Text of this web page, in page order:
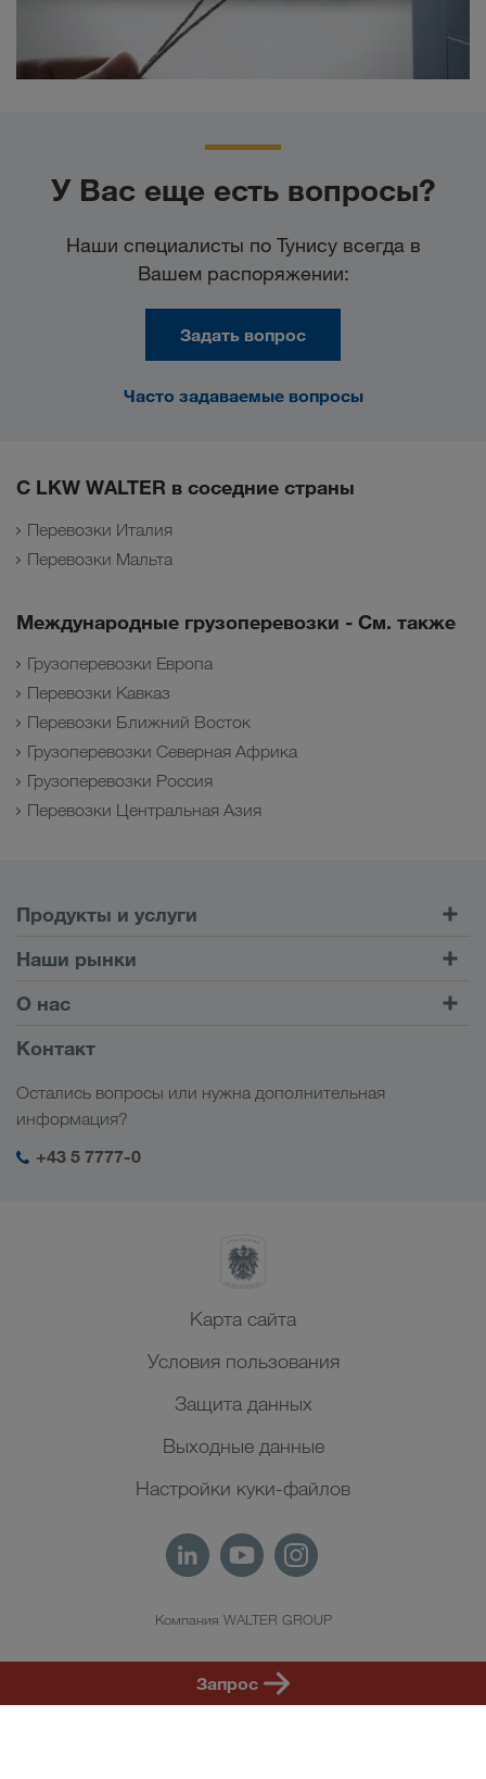
У Вас еще есть вопросы?
Наши специалисты по Тунису всегда в
Вашем распоряжении:
Задать вопрос
Часто задаваемые вопросы
С LKW WALTER в соседние страны
Перевозки Италия
Перевозки Мальта
Международные грузоперевозки - См. также
Грузоперевозки Европа
Перевозки Кавказ
Перевозки Ближний Восток
Грузоперевозки Северная Африка
Грузоперевозки Россия
Перевозки Центральная Азия
Запрос
Продукты и услуги
Автомобильные перевозки
Клиентский портал CONNECT
Цифровые решения
Мой вход в систему LKW WALTER
Наши рынки
Европа
Кавказ
Центральная Азия
Ближний Восток
Северная Африка
О нас
Информация о компании
Социальная ответственность
Контакт
Остались вопросы или нужна дополнительная
информация?
+43 5 7777-0
Карта сайта
Условия пользования
Защита данных
Выходные данные
Настройки куки-файлов
Компания WALTER GROUP